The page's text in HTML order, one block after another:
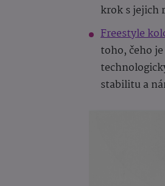
krok s jejich
Freestyle
toho, čeho
stabilitu a